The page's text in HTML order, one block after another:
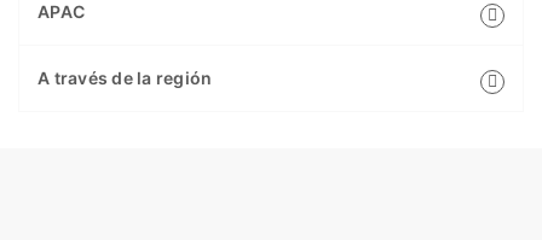
APAC
A través de la región